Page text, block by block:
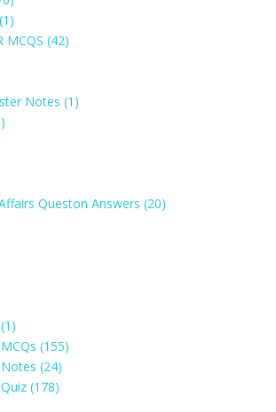
(1)
MCQS(42)
Notes(1)
Queston Answers(20)
(1)
MCQs(155)
Notes(24)
Quiz(178)